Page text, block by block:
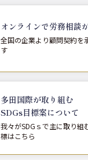
オンラインで労務相談
全国の企業より顧問契約を
す
多田国際が取り組む
SDGs目標案について
我々がSDGｓで主に取り組
標はこちら